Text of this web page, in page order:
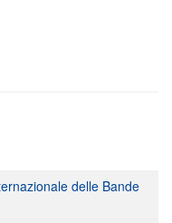
delle Bande